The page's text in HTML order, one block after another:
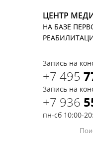
ЦЕНТР
НА БАЗЕ
Запись на
+7 495
Запись на
+7 936
пн-сб 10:00-